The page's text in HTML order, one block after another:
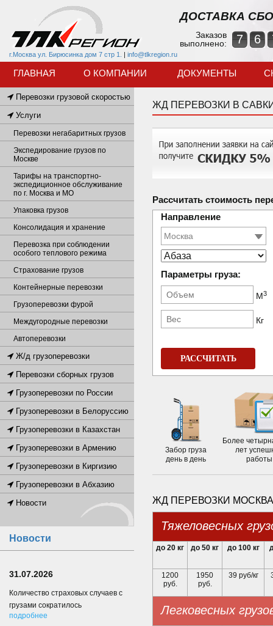
г.Москва ул. Бирюсинка дом 7 стр 1. | info@tlkregion.ru
ДОСТАВКА
Заказов
выполнено:
7 6
ГЛАВНАЯ О КОМПАНИИ ДОКУМЕНТЫ
ЖД ПЕРЕВОЗКИ В
Рассчитать стоимость
Направление
Параметры груза:
М3
Кг
РАССЧИТАТЬ
Забор груза
день в день
Более
лет
работы
ЖД ПЕРЕВОЗКИ
Тяжеловесных
до 20 кг до 50 кг до 100 кг
1200
руб.
1950
руб.
39 руб/кг
Легковесных
Перевозки грузовой скоростью
Услуги
Перевозки негабаритных грузов
Экспедирование грузов по
Москве
Тарифы на транспортно-
экспедиционное обслуживание
по г. Москва и МО
Упаковка грузов
Консолидация и хранение
Перевозка при соблюдении
особого теплового режима
Страхование грузов
Контейнерные перевозки
Грузоперевозки фурой
Междугородные перевозки
Автоперевозки
Ж/д грузоперевозки
Перевозки сборных грузов
Грузоперевозки по России
Грузоперевозки в Белоруссию
Грузоперевозки в Казахстан
Грузоперевозки в Армению
Грузоперевозки в Киргизию
Грузоперевозки в Абхазию
Новости
Новости
31.07.2026
Количество страховых случаев с
грузами сократилось
подробнее